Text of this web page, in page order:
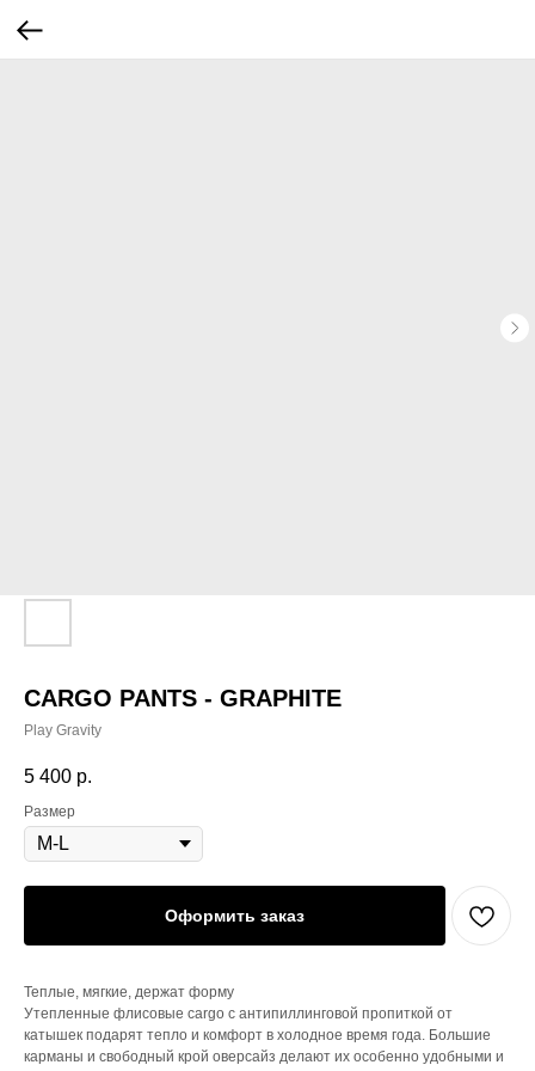
CARGO PANTS - GRAPHITE
Play Gravity
5 400 р.
Размер
Оформить заказ
Теплые, мягкие, держат форму
Утепленные флисовые cargo с антипиллинговой пропиткой от
катышек подарят тепло и комфорт в холодное время года. Большие
карманы и свободный крой оверсайз делают их особенно удобными и